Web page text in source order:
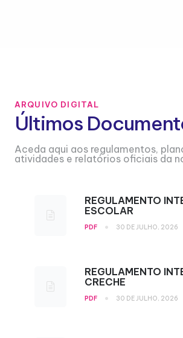
ARQUIVO DIGITAL
Últimos
Aceda aqui aos regulamentos,
atividades e relatórios oficiais da
REGULAMENTO
ESCOLAR
PDF • 30 DE JULHO, 2026
REGULAMENTO
CRECHE
PDF • 30 DE JULHO, 2026